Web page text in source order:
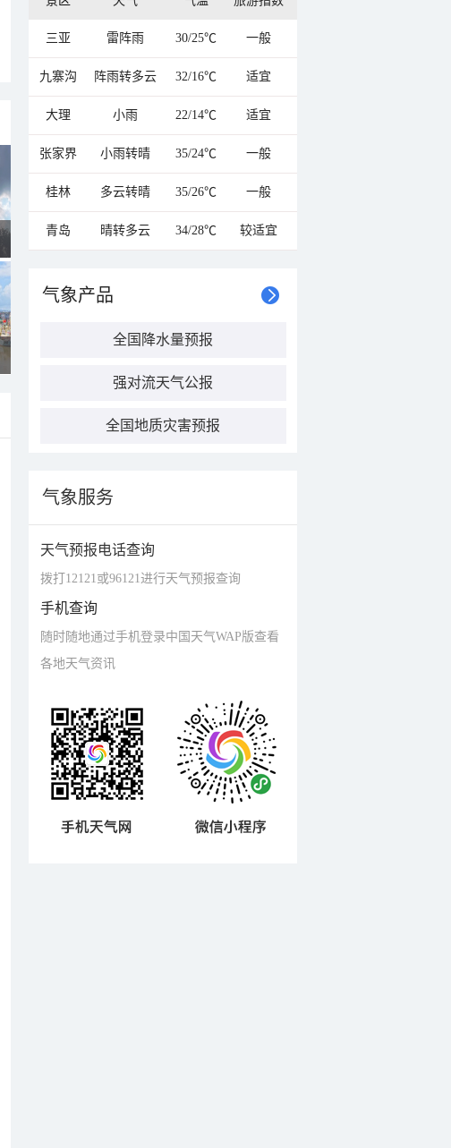
三亚 雷阵雨 30/25℃ 一般
九寨沟 阵雨转多云 32/16℃ 适宜
大理 小雨 22/14℃ 适宜
张家界 小雨转晴 35/24℃ 一般
桂林 多云转晴 35/26℃ 一般
青岛 晴转多云 34/28℃ 较适宜
气象产品
全国降水量预报
强对流天气公报
全国地质灾害预报
气象服务
天气预报电话查询
拨打12121或96121进行天气预报查询
手机查询
随时随地通过手机登录中国天气WAP版查看
各地天气资讯